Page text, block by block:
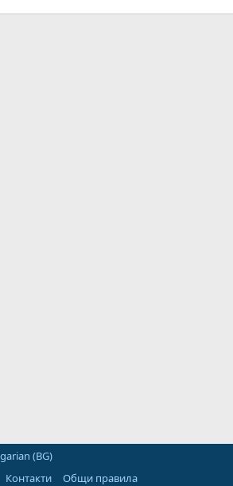
(BG)
Контакти
Общи правила